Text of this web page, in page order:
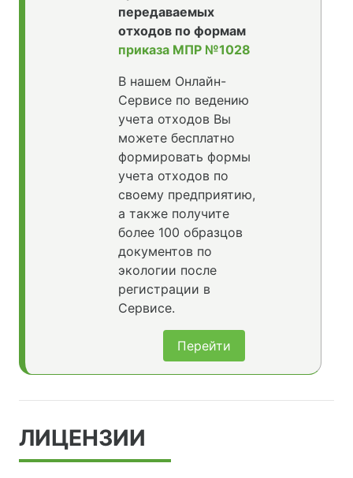
передаваемых
отходов по формам
приказа МПР №1028
В нашем Онлайн-
Сервисе по ведению
учета отходов Вы
можете бесплатно
формировать формы
учета отходов по
своему предприятию,
а также получите
более 100 образцов
документов по
экологии после
регистрации в
Сервисе.
Перейти
ЛИЦЕНЗИИ